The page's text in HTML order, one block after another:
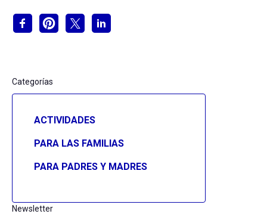
Categorías
ACTIVIDADES
PARA LAS FAMILIAS
PARA PADRES Y MADRES
Newsletter